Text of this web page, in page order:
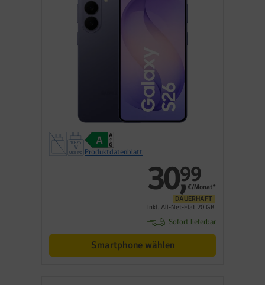
Produktdatenblatt
30,
99
€/Monat*
DAUERHAFT
Inkl. All-Net-Flat 20 GB
Sofort lieferbar
Smartphone wählen